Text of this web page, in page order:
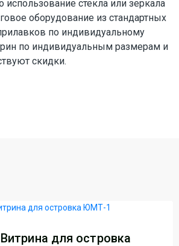
скидки.
Витрина для островка